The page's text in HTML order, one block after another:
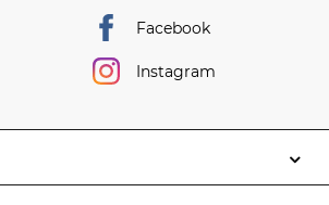
Facebook
Instagram